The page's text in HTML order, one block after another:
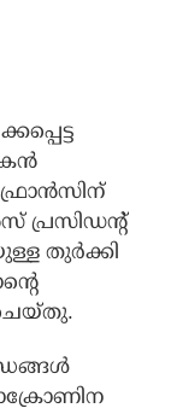
ഫ്രാന്‍സിന്
പ്രസിഡന്റ്
തുര്‍ക്കി